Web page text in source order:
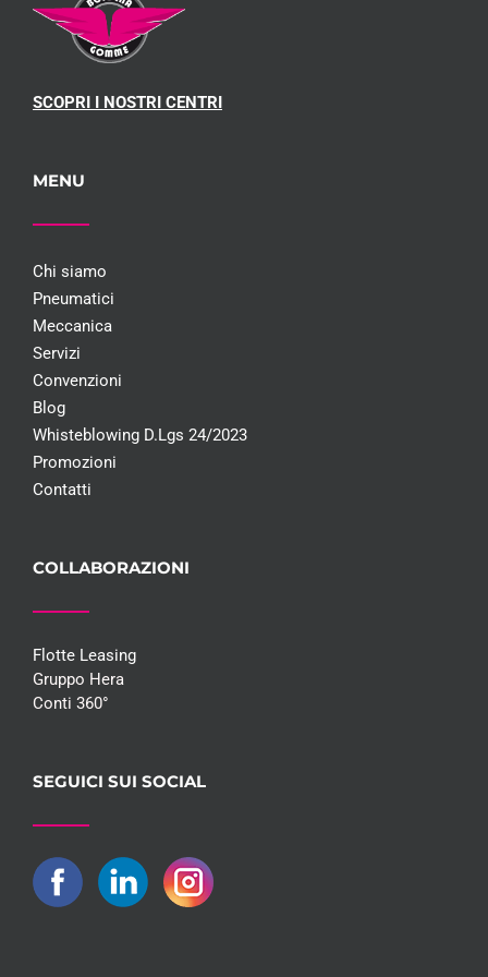
SCOPRI I NOSTRI CENTRI
MENU
Chi siamo
Pneumatici
Meccanica
Servizi
Convenzioni
Blog
Whisteblowing D.Lgs 24/2023
Promozioni
Contatti
COLLABORAZIONI
Flotte Leasing
Gruppo Hera
Conti 360°
SEGUICI SUI SOCIAL